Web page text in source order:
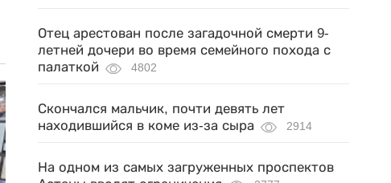
Отец арестован после загадочной смерти 9-
летней дочери во время семейного похода с
палаткой
4802
Скончался мальчик, почти девять лет
находившийся в коме из-за сыра
2914
На одном из самых загруженных проспектов